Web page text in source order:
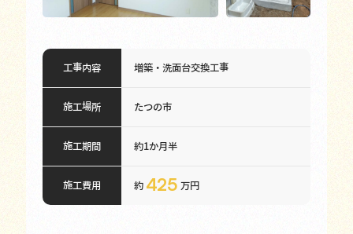
工事内容 増築・洗面台交換工事
施工場所 たつの市
施工期間 約1か月半
施工費用 約 425 万円